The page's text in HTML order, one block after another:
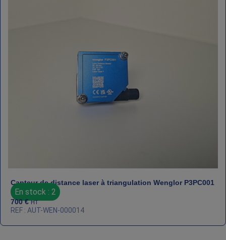
Capteur de distance laser à triangulation Wenglor P3PC001
En stock : 2
700€ HT
REF : AUT-WEN-000014